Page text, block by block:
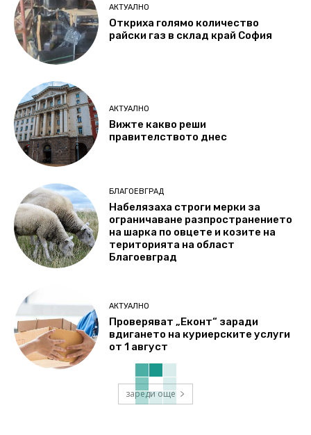
АКТУАЛНО
Откриха голямо количество
райски газ в склад край София
АКТУАЛНО
Вижте какво реши
правителството днес
БЛАГОЕВГРАД
Набелязаха строги мерки за
ограничаване разпространението
на шарка по овцете и козите на
територията на област
Благоевград
АКТУАЛНО
Проверяват „Еконт“ заради
вдигането на куриерските услуги
от 1 август
зареди още